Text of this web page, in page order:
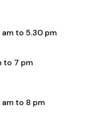
am to 5.30 pm
to 7 pm
am to 8 pm